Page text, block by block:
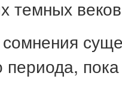
темных
периода,